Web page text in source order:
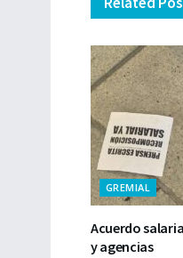
GREMIAL
Acuerdo
y agencias